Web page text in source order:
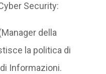
Security:
della
la politica di
Informazioni.